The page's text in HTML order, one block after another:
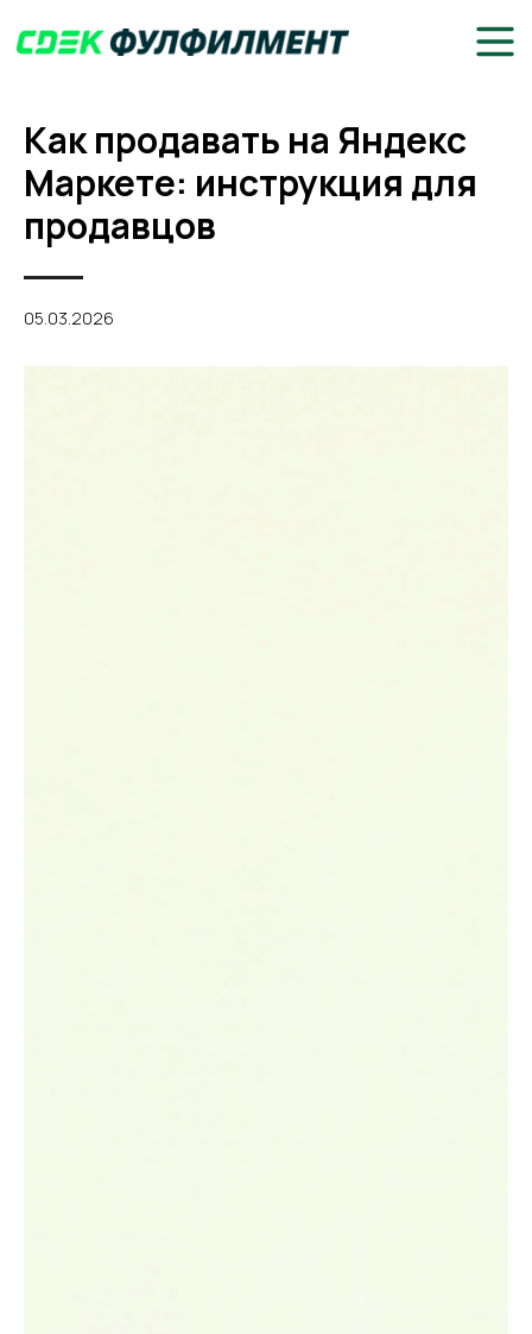
Как продавать на Яндекс
Маркете: инструкция для
продавцов
05.03.2026